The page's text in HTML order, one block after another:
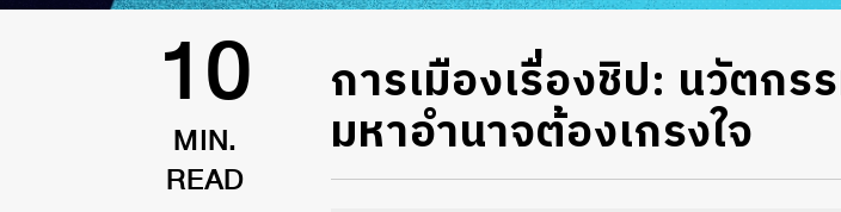
10
MIN.
READ
การเมืองเรื่องชิป: นวัตกร
มหาอำนาจต้องเกรงใจ